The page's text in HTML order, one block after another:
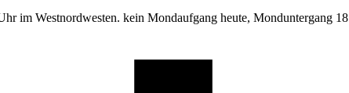
im Westnordwesten. kein Mondaufgang heute, Monduntergang